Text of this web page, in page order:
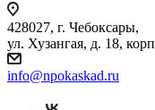
428027, г. Чебоксары,
ул. Хузангая, д. 18,
info@npokaskad.ru